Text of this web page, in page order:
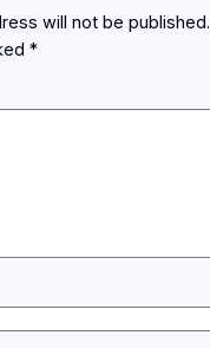
will not be published.
*